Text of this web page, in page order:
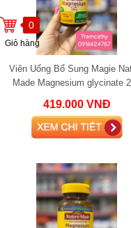
0
Giỏ hàng
Viên Uống Bổ Sung Magie
Made Magnesium glycinate
419.000 VNĐ